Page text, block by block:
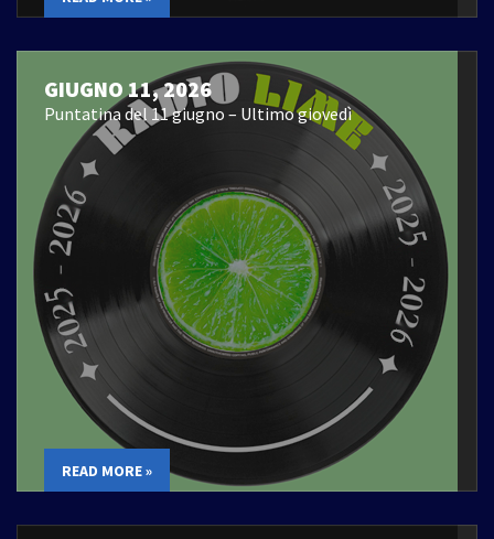
GIUGNO 11, 2026
Puntatina del 11 giugno – Ultimo giovedì
READ MORE »